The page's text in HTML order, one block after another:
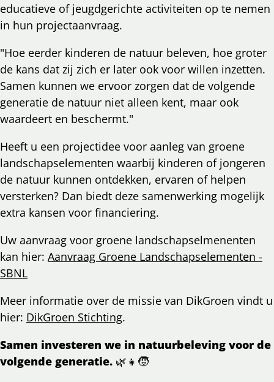
educatieve of jeugdgerichte activiteiten op te nemen
in hun projectaanvraag.
"Hoe eerder kinderen de natuur beleven, hoe groter
de kans dat zij zich er later ook voor willen inzetten.
Samen kunnen we ervoor zorgen dat de volgende
generatie de natuur niet alleen kent, maar ook
waardeert en beschermt."
Heeft u een projectidee voor aanleg van groene
landschapselementen waarbij kinderen of jongeren
de natuur kunnen ontdekken, ervaren of helpen
versterken? Dan biedt deze samenwerking mogelijk
extra kansen voor financiering.
Uw aanvraag voor groene landschapselmenenten
kan hier: Aanvraag Groene Landschapselementen -
SBNL
Meer informatie over de missie van DikGroen vindt u
hier: DikGroen Stichting.
Samen investeren we in natuurbeleving voor de
volgende generatie. 🌿👧🧒